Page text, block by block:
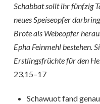
Schabbat sollt ihr fünfzig
neues Speiseopfer
Brote als Webeopfer
Epha Feinmehl bestehen.
Erstlingsfrüchte für den
23,15–17
Schawuot fand